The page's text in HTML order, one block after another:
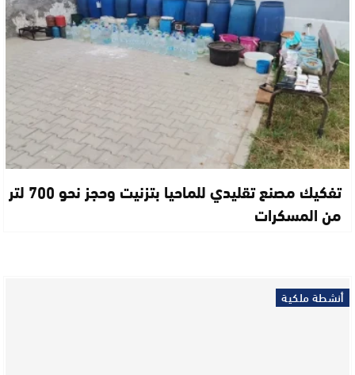
تفكيك مصنع تقليدي للماحيا بتزنيت وحجز نحو 700 لتر
من المسكرات
أنشطة ملكية